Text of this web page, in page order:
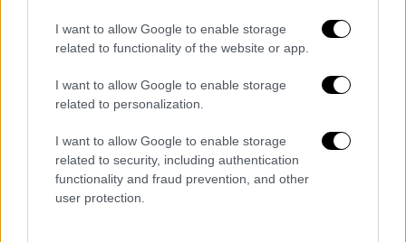
I want to allow Google to enable storage
related to functionality of the website or app.
I want to allow Google to enable storage
related to personalization.
I want to allow Google to enable storage
related to security, including authentication
functionality and fraud prevention, and other
user protection.